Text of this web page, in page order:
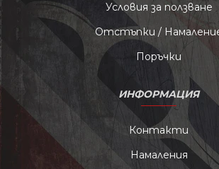
Условия за ползване
Отстъпки /
Поръчки
ИНФОРМАЦИЯ
Контакти
Намаления